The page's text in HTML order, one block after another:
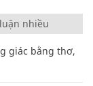
nhiều
giác bằng thơ,